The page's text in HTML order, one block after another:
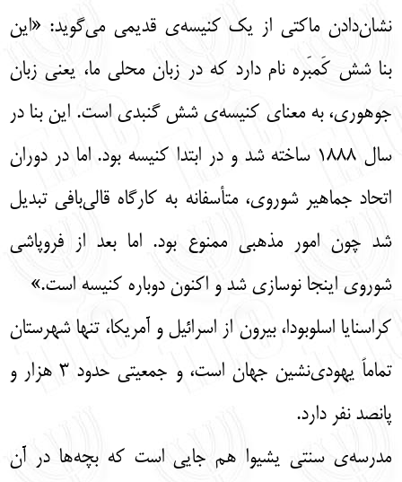
نشان‌دادن ماکتی از یک کنیسه‌ی قدیمی می‌گوید: «این
بنا شش ‌کَمبَره نام دارد که در زبان محلی ما، یعنی زبان
جوهوری، به معنای کنیسه‌ی شش گنبدی است. این بنا در
سال ۱۸۸۸ ساخته شد و در ابتدا کنیسه بود. اما در دوران
اتحاد جماهیر شوروی، متأسفانه به کارگاه قالی‌بافی تبدیل
شد چون امور مذهبی ممنوع بود. اما بعد از فروپاشی
شوروی اینجا نوسازی شد و اکنون دوباره کنیسه است.»
کراسنایا اسلوبودا، بیرون از اسرائيل و آمریکا، تنها شهرستان
تماماً یهودی‌نشین جهان است، و جمعیتی حدود ۳ هزار و
پانصد نفر دارد.
مدرسه‌‌ی سنتی یشیوا هم جایی است که بچه‌ها در آن